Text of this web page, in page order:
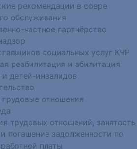
рекомендации в сфере
обслуживания
частное партнёрство
социальных услуг КЧР
реабилитация и абилитация
и детей-инвалидов
отношения
трудовых отношений, занятость
погашение задолженности по
платы